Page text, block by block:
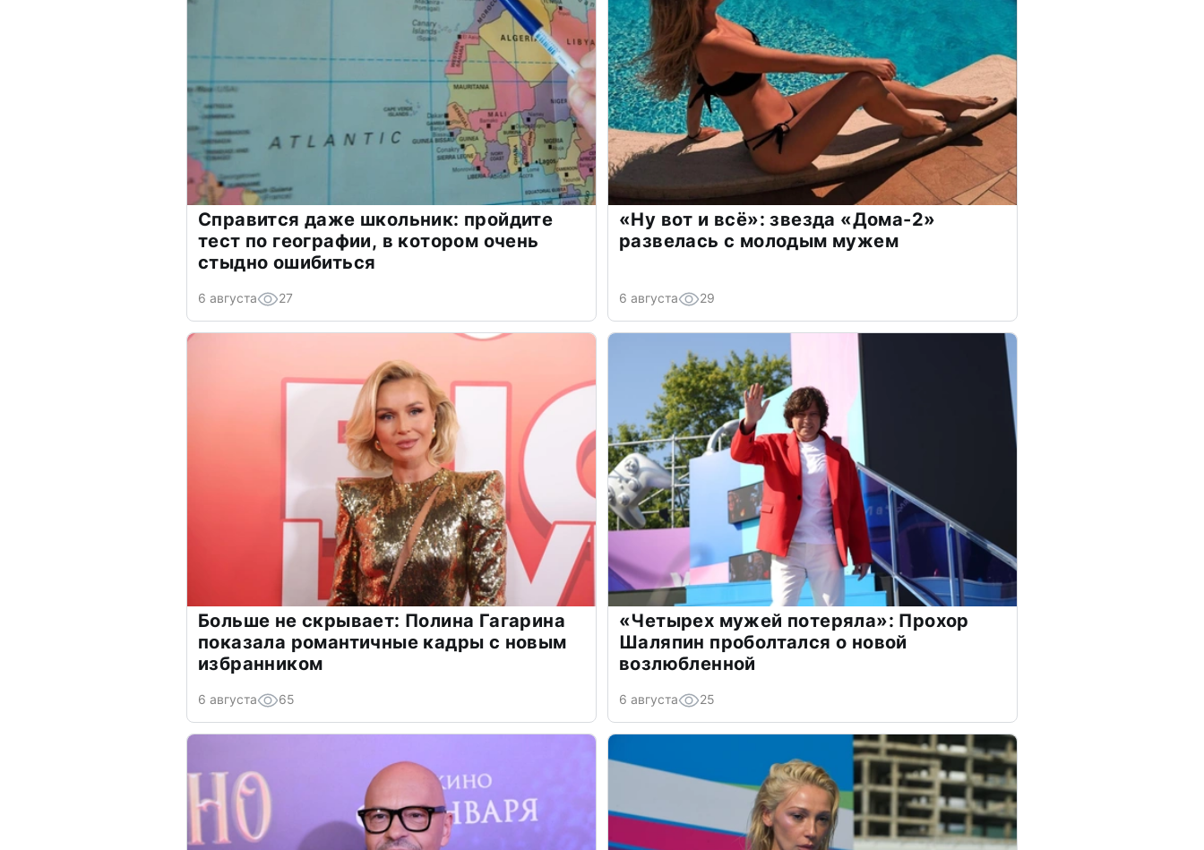
Справится даже школьник: пройдите
тест по географии, в котором очень
стыдно ошибиться
6 августа 27
«Ну вот и всё»: звезда «Дома-2»
развелась с молодым мужем
6 августа 29
Больше не скрывает: Полина Гагарина
показала романтичные кадры с новым
избранником
6 августа 65
«Четырех мужей потеряла»: Прохор
Шаляпин проболтался о новой
возлюбленной
6 августа 25